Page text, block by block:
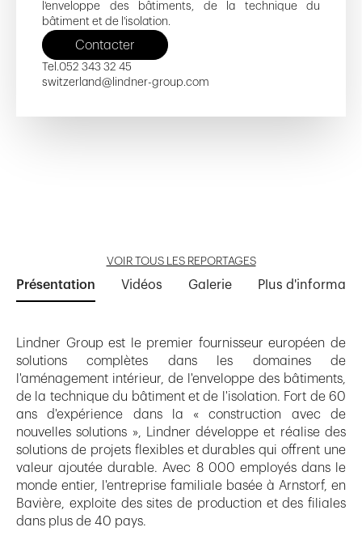
l'enveloppe des bâtiments, de la technique du
bâtiment et de l'isolation.
Contacter
Tel.052 343 32 45
switzerland@lindner-group.com
VOIR TOUS LES REPORTAGES
Présentation Vidéos Galerie Plus
Lindner Group est le premier fournisseur européen de
solutions complètes dans les domaines de
l'aménagement intérieur, de l'enveloppe des bâtiments,
de la technique du bâtiment et de l'isolation. Fort de 60
ans d'expérience dans la « construction avec de
nouvelles solutions », Lindner développe et réalise des
solutions de projets flexibles et durables qui offrent une
valeur ajoutée durable. Avec 8 000 employés dans le
monde entier, l'entreprise familiale basée à Arnstorf, en
Bavière, exploite des sites de production et des filiales
dans plus de 40 pays.